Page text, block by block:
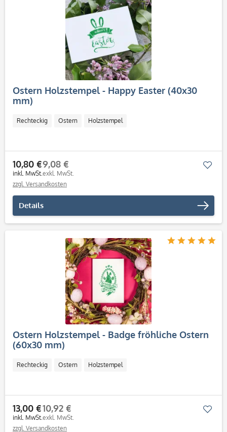
Ostern Holzstempel - Happy Easter (40x30
mm)
Rechteckig Ostern Holzstempel
10,80 €
inkl. MwSt.
9,08 €
exkl. MwSt.
zzgl. Versandkosten
Details
Ostern Holzstempel - Badge fröhliche Ostern
(60x30 mm)
Rechteckig Ostern Holzstempel
13,00 €
inkl. MwSt.
10,92 €
exkl. MwSt.
zzgl. Versandkosten